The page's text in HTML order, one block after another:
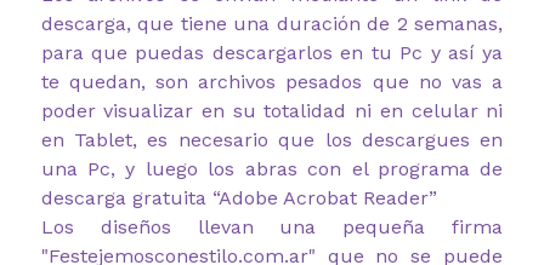
descarga, que tiene una duración de 2 semanas,
para que puedas descargarlos en tu Pc y así ya
te quedan, son archivos pesados que no vas a
poder visualizar en su totalidad ni en celular ni
en Tablet, es necesario que los descargues en
una Pc, y luego los abras con el programa de
descarga gratuita “Adobe Acrobat Reader”
Los diseños llevan una pequeña firma
"Festejemosconestilo.com.ar" que no se puede